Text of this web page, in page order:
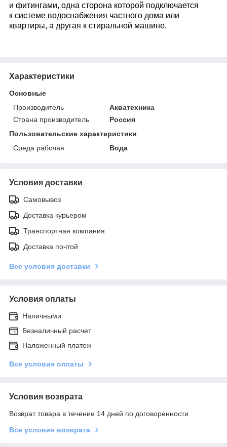
и фитингами, одна сторона которой подключается
к системе водоснабжения частного дома или
квартиры, а другая к стиральной машине.
Характеристики
Основные
Производитель
Акватехника
Страна производитель
Россия
Пользовательские характеристики
Среда рабочая
Вода
Условия доставки
Самовывоз
Доставка курьером
Транспортная компания
Доставка почтой
Все условия доставки
Условия оплаты
Наличными
Безналичный расчет
Наложенный платеж
Все условия оплаты
Условия возврата
Возврат товара в течение 14 дней по договоренности
Все условия возврата